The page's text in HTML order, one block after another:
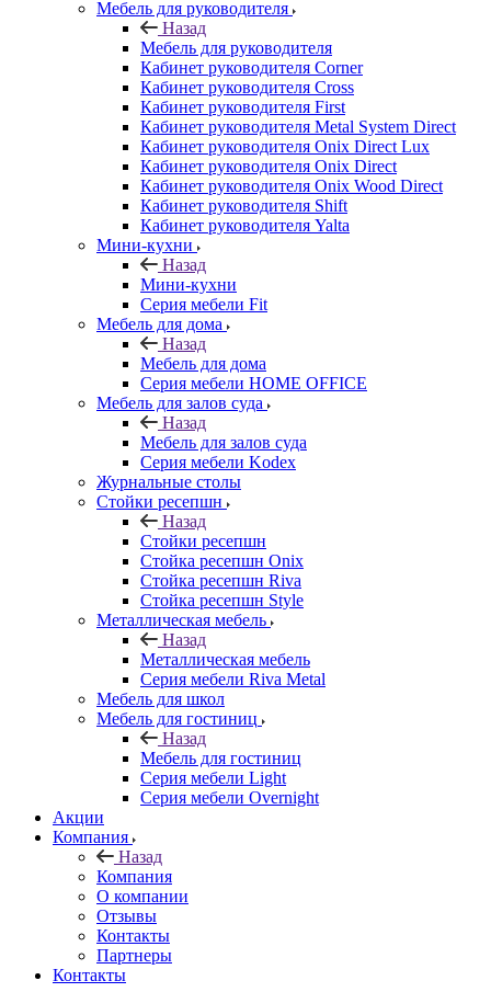
Мебель для руководителя
Назад
Мебель для руководителя
Кабинет руководителя Corner
Кабинет руководителя Cross
Кабинет руководителя First
Кабинет руководителя Metal System Direct
Кабинет руководителя Onix Direct Lux
Кабинет руководителя Onix Direct
Кабинет руководителя Onix Wood Direct
Кабинет руководителя Shift
Кабинет руководителя Yalta
Мини-кухни
Назад
Мини-кухни
Серия мебели Fit
Мебель для дома
Назад
Мебель для дома
Серия мебели HOME OFFICE
Мебель для залов суда
Назад
Мебель для залов суда
Серия мебели Kodex
Журнальные столы
Стойки ресепшн
Назад
Стойки ресепшн
Стойка ресепшн Onix
Стойка ресепшн Riva
Стойка ресепшн Style
Металлическая мебель
Назад
Металлическая мебель
Серия мебели Riva Metal
Мебель для школ
Мебель для гостиниц
Назад
Мебель для гостиниц
Серия мебели Light
Серия мебели Overnight
Акции
Компания
Назад
Компания
О компании
Отзывы
Контакты
Партнеры
Контакты